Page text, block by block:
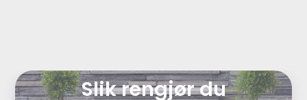
Slik rengjør du
Steinpleie